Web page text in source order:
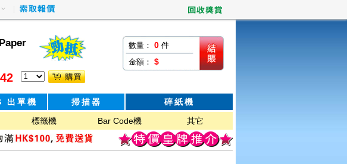
數量： 0 件
金額： $
出單機 掃描器
碎紙機
標籤機 Bar Code機 其它